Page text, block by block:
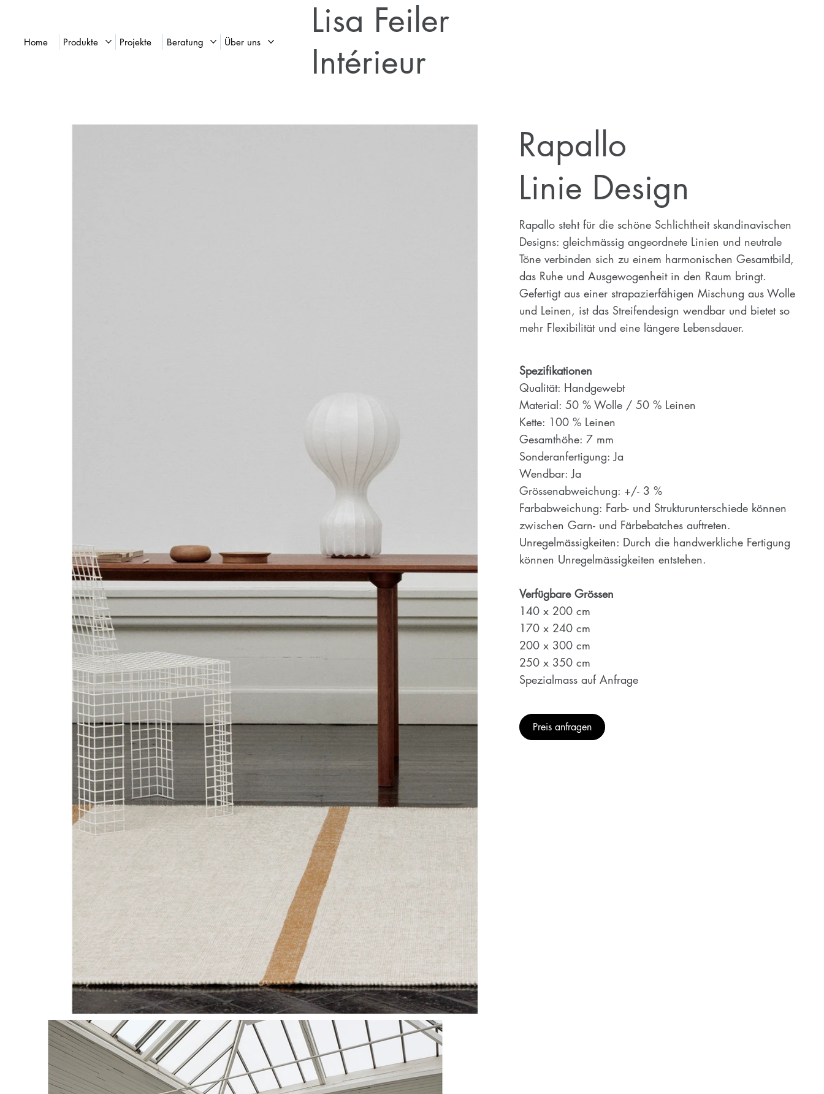
Lisa Feiler
Intérieur
Home Produkte Projekte Beratung Über uns
Rapallo
Linie Design
Rapallo steht für die schöne Schlichtheit skandinavischen
Designs: gleichmässig angeordnete Linien und neutrale
Töne verbinden sich zu einem harmonischen Gesamtbild,
das Ruhe und Ausgewogenheit in den Raum bringt.
Gefertigt aus einer strapazierfähigen Mischung aus Wolle
und Leinen, ist das Streifendesign wendbar und bietet so
mehr Flexibilität und eine längere Lebensdauer.
Spezifikationen
Qualität: Handgewebt
Material: 50 % Wolle / 50 % Leinen
Kette: 100 % Leinen
Gesamthöhe: 7 mm
Sonderanfertigung: Ja
Wendbar: Ja
Grössenabweichung: +/- 3 %
Farbabweichung: Farb- und Strukturunterschiede können
zwischen Garn- und Färbebatches auftreten.
Unregelmässigkeiten: Durch die handwerkliche Fertigung
können Unregelmässigkeiten entstehen.
Verfügbare Grössen
140 x 200 cm
170 x 240 cm
200 x 300 cm
250 x 350 cm
Spezialmass auf Anfrage
Preis anfragen